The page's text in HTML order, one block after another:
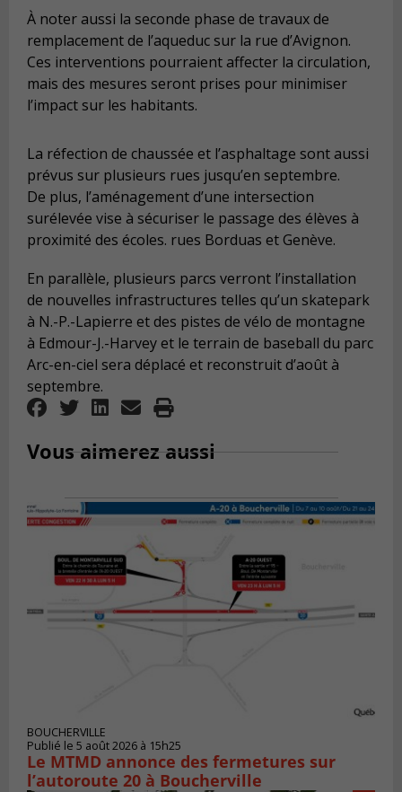
À noter aussi la seconde phase de travaux de
remplacement de l’aqueduc sur la rue d’Avignon.
Ces interventions pourraient affecter la circulation,
mais des mesures seront prises pour minimiser
l’impact sur les habitants.
La réfection de chaussée et l’asphaltage sont aussi
prévus sur plusieurs rues jusqu’en septembre.
De plus, l’aménagement d’une intersection
surélevée vise à sécuriser le passage des élèves à
proximité des écoles. rues Borduas et Genève.
En parallèle, plusieurs parcs verront l’installation
de nouvelles infrastructures telles qu’un skatepark
à N.-P.-Lapierre et des pistes de vélo de montagne
à Edmour-J.-Harvey et le terrain de baseball du parc
Arc-en-ciel sera déplacé et reconstruit d’août à
septembre.
Vous aimerez aussi
BOUCHERVILLE
Publié le 5 août 2026 à 15h25
Le MTMD annonce des fermetures sur
l’autoroute 20 à Boucherville